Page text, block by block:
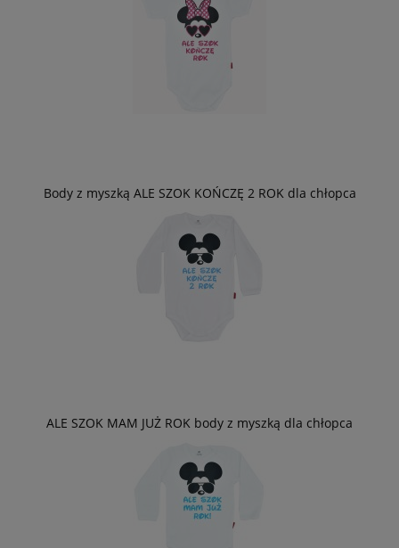
Body z myszką ALE SZOK KOŃCZĘ 2 ROK dla chłopca
ALE SZOK MAM JUŻ ROK body z myszką dla chłopca